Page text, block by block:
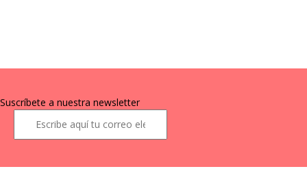
Suscríbete a nuestra newsletter